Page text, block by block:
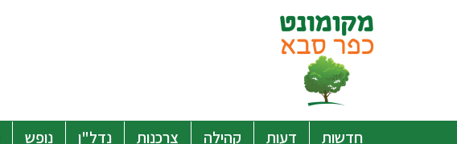
חדשות דעות קהילה צרכנות נדל"ן נופש